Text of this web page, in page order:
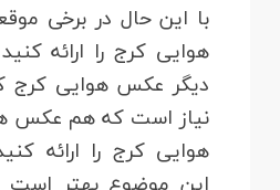
با این حال در برخی
هوایی کرج را ارائه
دیگر عکس هوایی کرج
نیاز است که هم عکس
هوایی کرج را ارائه